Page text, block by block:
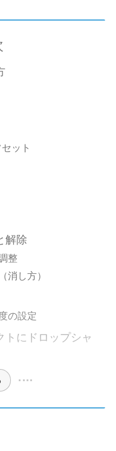
ット
解除
整
消し方）
の設定
トにドロップシャ